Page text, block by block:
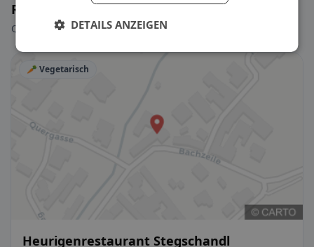
Ristoranti selezionati
Qualche scelta per iniziare subito.
🥕 Vegetarisch
Heurigenrestaurant Stegschandl
DETAILS ANZEIGEN